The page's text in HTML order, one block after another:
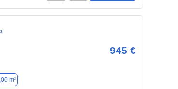
945 €
m²